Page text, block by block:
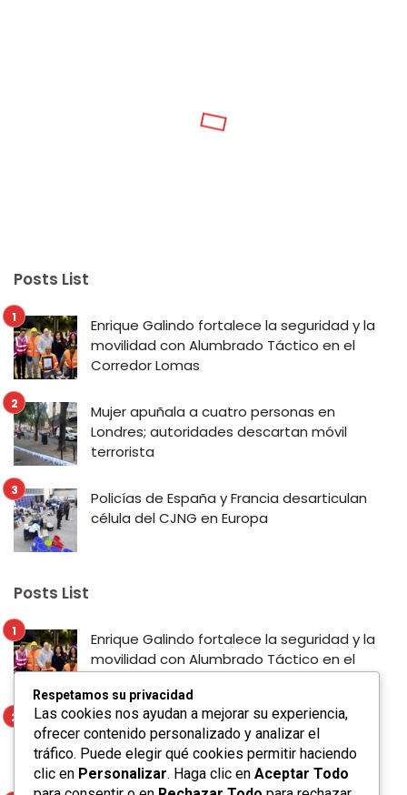
Posts List
Enrique Galindo fortalece la seguridad y la
movilidad con Alumbrado Táctico en el
Corredor Lomas
Mujer apuñala a cuatro personas en
Londres; autoridades descartan móvil
terrorista
Policías de España y Francia desarticulan
célula del CJNG en Europa
Posts List
Enrique Galindo fortalece la seguridad y la
movilidad con Alumbrado Táctico en el
Mujer apuñala a cuatro personas en
Londres; autoridades descartan móvil
terrorista
Respetamos su privacidad
Las cookies nos ayudan a mejorar su experiencia,
ofrecer contenido personalizado y analizar el
tráfico. Puede elegir qué cookies permitir haciendo
clic en Personalizar. Haga clic en Aceptar Todo